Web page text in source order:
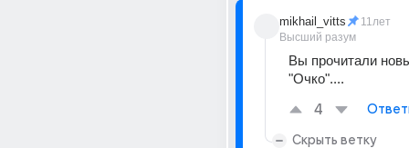
mikhail_vitts
Высший разум
11лет
Вы прочитали
"Очко"....
4
Скрыть ветку